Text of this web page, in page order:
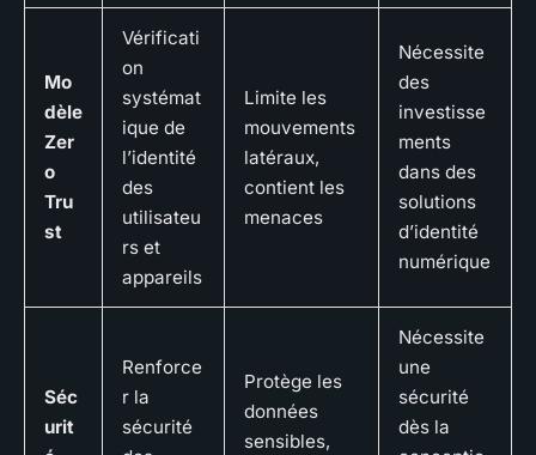
Mo
dèle
Zer
o
Tru
st
Vérificati
on
systémat
ique de
l’identité
des
utilisateu
rs et
appareils
Limite les
mouvements
latéraux,
contient les
menaces
Nécessite
des
investisse
ments
dans des
solutions
d’identité
numérique
Séc
urit
Renforce
r la
sécurité
Protège les
données
sensibles,
Nécessite
une
sécurité
dès la